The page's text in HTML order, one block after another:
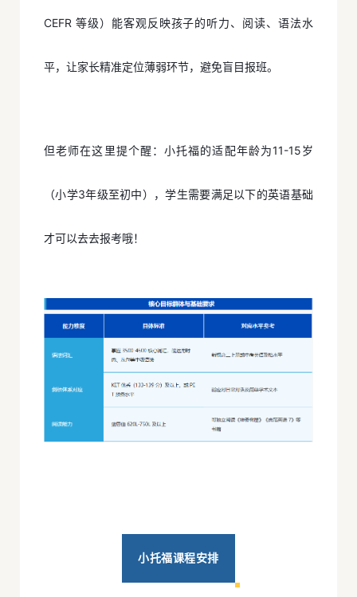
CEFR 等级）能客观反映孩子的听力、阅读、语法水
平，让家长精准定位薄弱环节，避免盲目报班。
但老师在这里提个醒：小托福的适配年龄为11-15岁
（小学3年级至初中），学生需要满足以下的英语基础
才可以去去报考哦！
小托福课程安排